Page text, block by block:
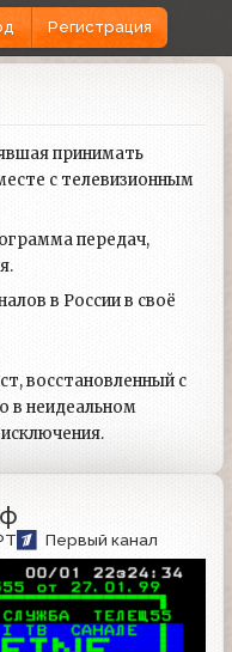
Регистрация
принимать
с телевизионным
передач,
в России в своё
восстановленный с
в неидеальном
Первый канал